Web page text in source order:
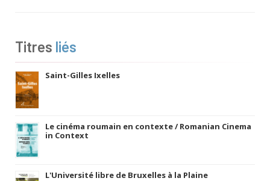
Titres liés
Saint-Gilles Ixelles
Le cinéma roumain en contexte / Romanian Cinema
in Context
L'Université libre de Bruxelles à la Plaine